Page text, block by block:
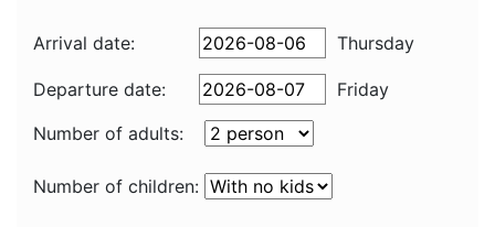
Arrival date: Thursday
Departure date:
Friday
Number of adults:
Number of children: